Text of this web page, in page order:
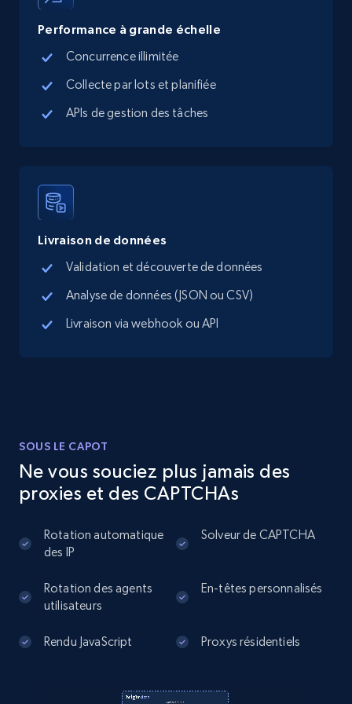
Google Maps full information - Collect
Google Maps Businesses data by place id
Place id, URL, Country, Name, Category,
more.
Google Maps full information - Discover
Address, Description, Business details, and
comments, Date posted, Likes, Photos, and
more.
13.2K+ 1.6K+ Essai gratuit
Instagram - Posts - Collects posts from a
Performance à grande échelle
Concurrence illimitée
Collecte par lots et planifiée
APIs de gestion des tâches
Livraison de données
Validation et découverte de données
Analyse de données (JSON ou CSV)
Livraison via webhook ou API
SOUS LE CAPOT
Ne vous souciez plus jamais des
proxies et des CAPTCHAs
Rotation automatique
des IP
Solveur de CAPTCHA
Rotation des agents
utilisateurs
En-têtes personnalisés
Rendu JavaScript Proxys résidentiels